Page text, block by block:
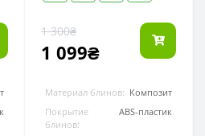
1 300₴
1 099₴
Материал блинов: Композит
Покрытие
блинов:
ABS-пластик